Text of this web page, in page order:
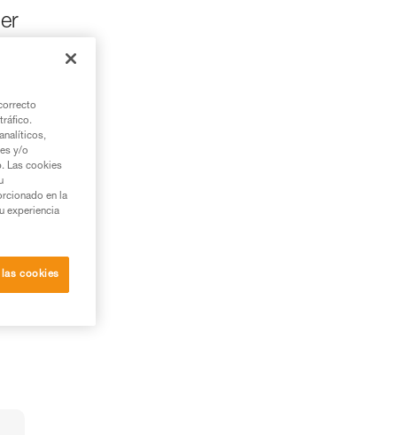
y/o
Las cookies
en la
experiencia
cookies